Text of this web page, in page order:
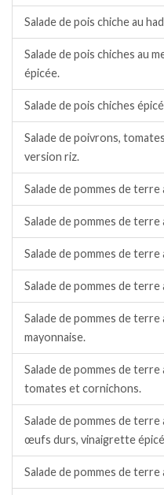
Salade de pois chiche au
Salade de pois chiches au
épicée.
Salade de pois chiches
Salade de poivrons,
version riz.
Salade de pommes de terre
Salade de pommes de
Salade de pommes de
Salade de pommes de
Salade de pommes de
mayonnaise.
Salade de pommes de
tomates et cornichons.
Salade de pommes de
œufs durs, vinaigrette
Salade de pommes de